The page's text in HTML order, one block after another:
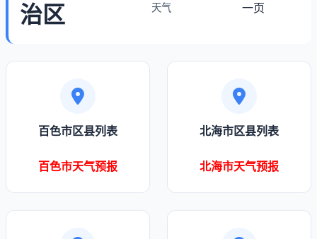
治区
天气
一页
百色市区县列表
百色市天气预报
北海市区县列表
北海市天气预报